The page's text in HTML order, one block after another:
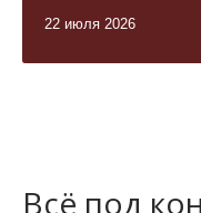
22 июля 2026
Всё под